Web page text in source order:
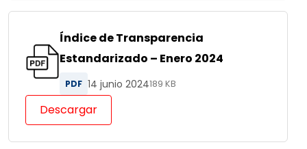
Índice de Transparencia
Estandarizado – Enero 2024
PDF 14 junio 2024189 KB
Descargar